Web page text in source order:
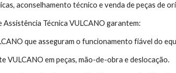
aconselhamento técnico e venda de peças de
Assistência Técnica VULCANO garantem:
que asseguram o funcionamento fiável do
VULCANO em peças, mão-de-obra e deslocação.